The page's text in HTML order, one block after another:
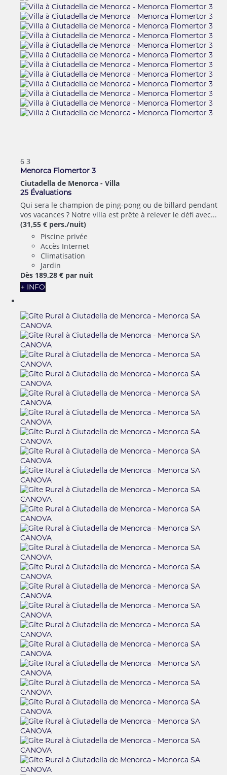
6 3
Menorca Flomertor 3
Ciutadella de Menorca - Villa
25 Évaluations
Qui sera le champion de ping-pong ou de billard pendant
vos vacances ? Notre villa est prête à relever le défi avec...
(31,55 € pers./nuit)
Piscine privée
Accès Internet
Climatisation
Jardin
Dès 189,28 € par nuit
+ INFO